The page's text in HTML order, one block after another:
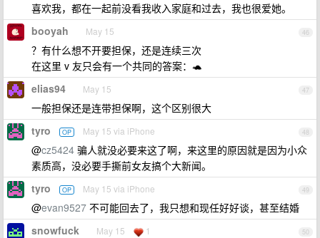
喜欢我，都在一起前没看我收入家庭和过去，我也很爱她。
46
booyah May 15
？有什么想不开要担保，还是连续三次
在这里 v 友只会有一个共同的答案：🐢
47
elias94 May 15
一般担保还是连带担保啊，这个区别很大
48
tyro OP May 15 via iPhone
@cz5424 骗人就没必要来这了啊，来这里的原因就是因为小众
素质高，没必要手撕前女友搞个大新闻。
49
tyro OP May 15 via iPhone
@evan9527 不可能回去了，我只想和现任好好谈，甚至结婚
50
snowfuck May 15 1